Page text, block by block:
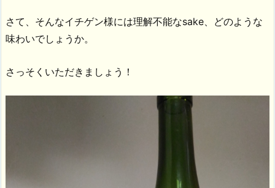
さて、そんなイチゲン様には理解不能なsake、どのような
味わいでしょうか。
さっそくいただきましょう！